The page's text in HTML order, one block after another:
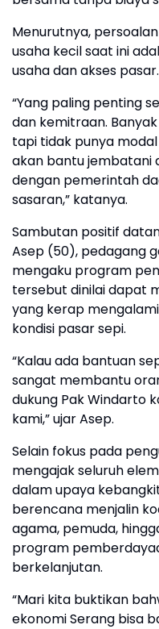
Menurutnya,
usaha kecil saat ini
usaha dan akses pasar.
“Yang paling penting
dan kemitraan.
tapi tidak punya
akan bantu jembatani
dengan pemerintah
sasaran,” katanya.
Sambutan positif
Asep (50), pedagang
mengaku program
tersebut dinilai dapat
yang kerap
kondisi pasar sepi.
“Kalau ada bantuan
sangat membantu
dukung Pak Windarto
kami,” ujar Asep.
Selain fokus pada
mengajak seluruh
dalam upaya
berencana menjalin
agama, pemuda,
program
berkelanjutan.
“Mari kita buktikan
ekonomi Serang bisa